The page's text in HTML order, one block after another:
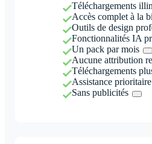
Téléchargements
Accès complet à la
Outils de design
Fonctionnalités IA
Un pack par mois
Aucune attribution
Téléchargements
Assistance prioritaire
Sans publicités